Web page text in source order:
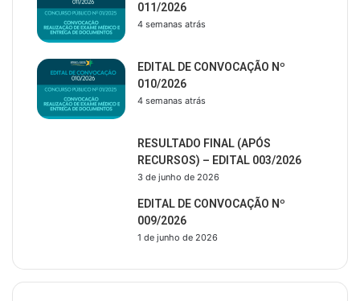
011/2026
4 semanas atrás
EDITAL DE CONVOCAÇÃO Nº
010/2026
4 semanas atrás
RESULTADO FINAL (APÓS
RECURSOS) – EDITAL 003/2026
3 de junho de 2026
EDITAL DE CONVOCAÇÃO Nº
009/2026
1 de junho de 2026